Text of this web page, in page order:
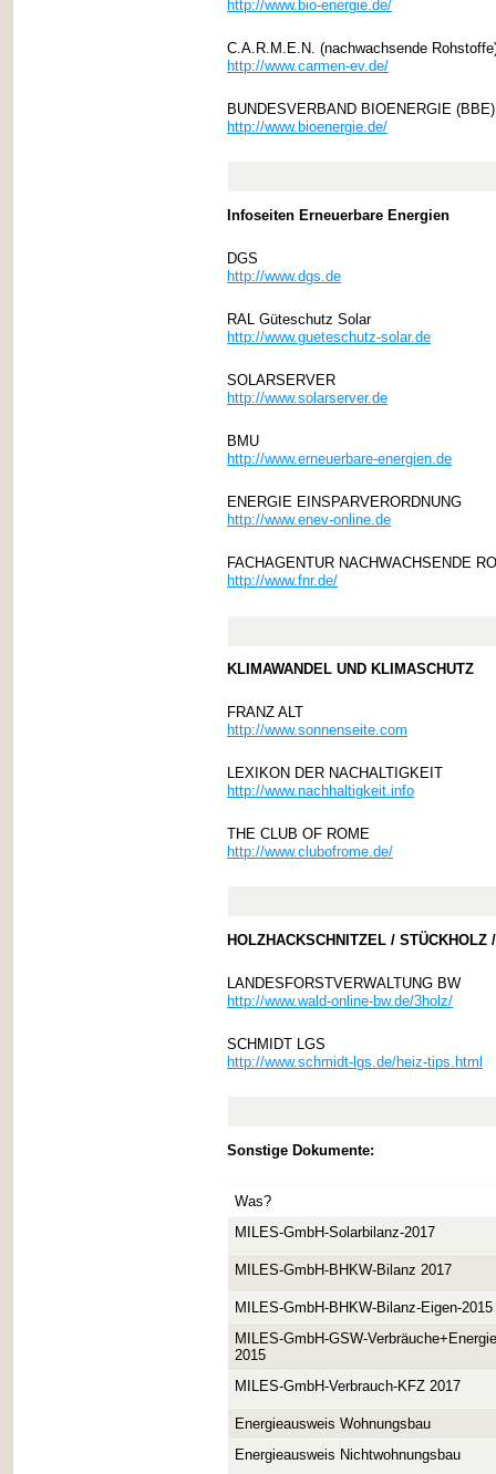
http://www.bio-energie.de/
C.A.R.M.E.N. (nachwachsende
http://www.carmen-ev.de/
BUNDESVERBAND BIOENERGIE (BBE)
http://www.bioenergie.de/
Infoseiten Erneuerbare Energien
DGS
http://www.dgs.de
RAL Güteschutz Solar
http://www.gueteschutz-solar.de
SOLARSERVER
http://www.solarserver.de
BMU
http://www.erneuerbare-energien.de
ENERGIE EINSPARVERORDNUNG
http://www.enev-online.de
FACHAGENTUR NACHWACHSENDE
http://www.fnr.de/
KLIMAWANDEL UND KLIMASCHUTZ
FRANZ ALT
http://www.sonnenseite.com
LEXIKON DER NACHALTIGKEIT
http://www.nachhaltigkeit.info
THE CLUB OF ROME
http://www.clubofrome.de/
HOLZHACKSCHNITZEL / STÜCKHOLZ
LANDESFORSTVERWALTUNG BW
http://www.wald-online-bw.de/3holz/
SCHMIDT LGS
http://www.schmidt-lgs.de/heiz-tips.html
Sonstige Dokumente:
Was?
MILES-GmbH-Solarbilanz-2017
MILES-GmbH-BHKW-Bilanz 2017
MILES-GmbH-BHKW-Bilanz-Eigen-2015
MILES-GmbH-GSW-
2015
MILES-GmbH-Verbrauch-KFZ 2017
Energieausweis Wohnungsbau
Energieausweis Nichtwohnungsbau